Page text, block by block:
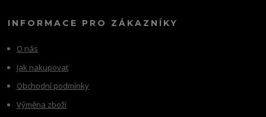
INFORMACE PRO ZÁKAZNÍKY
O nás
Jak nakupovat
Obchodní podmínky
Výměna zboží